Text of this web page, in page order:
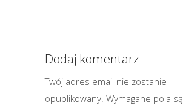
Dodaj komentarz
Twój adres email nie zostanie
opublikowany. Wymagane pola są